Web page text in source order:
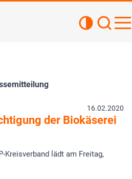
16.02.2020
der Biokäserei
Kreisverband lädt am Freitag,